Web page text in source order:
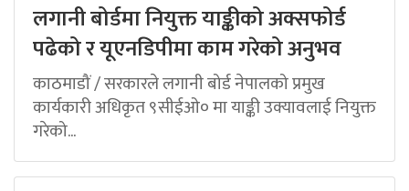
लगानी बोर्डमा नियुक्त याङ्कीको अक्सफोर्ड
पढेको र यूएनडिपीमा काम गरेको अनुभव
काठमाडौं / सरकारले लगानी बोर्ड नेपालको प्रमुख
कार्यकारी अधिकृत ९सीईओ० मा याङ्की उक्यावलाई नियुक्त
गरेको...